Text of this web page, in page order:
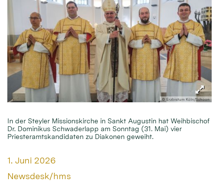
© Erzbistum Köln/Schoon
In der Steyler Missionskirche in Sankt Augustin hat Weihbischof
Dr. Dominikus Schwaderlapp am Sonntag (31. Mai) vier
Priesteramtskandidaten zu Diakonen geweiht.
Datum:
1. Juni 2026
Von:
Newsdesk/hms